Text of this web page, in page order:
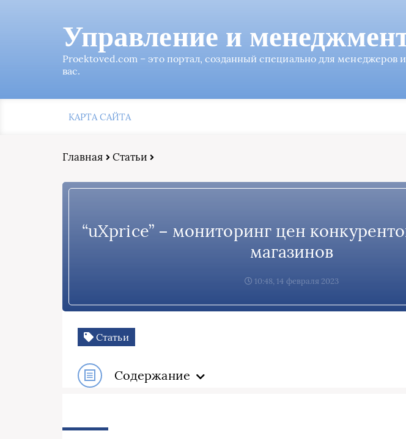
Управление и
Proektoved.com – это портал, созданный специально для
вас.
КАРТА САЙТА
Главная Статьи
“uXprice” − мониторинг цен
магазинов
10:48, 14 февраля 2023
Статьи
Содержание